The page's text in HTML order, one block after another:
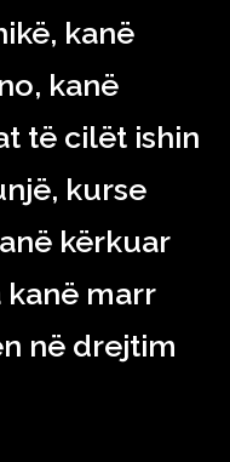
kanë
kanë
të cilët ishin
kurse
kërkuar
kanë marr
në drejtim